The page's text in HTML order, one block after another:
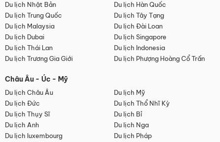
Du lịch Nhật Bản
Du lịch Hàn Quốc
Du lịch Trung Quốc
Du lịch Tây Tạng
Du lịch Malaysia
Du lịch Đài Loan
Du lịch Dubai
Du lịch Singapore
Du lịch Thái Lan
Du lịch Indonesia
Du lịch Trương Gia Giới
Du lịch Phượng Hoàng Cổ Trấn
Châu Âu - Úc - Mỹ
Du lịch Châu Âu
Du lịch Mỹ
Du lịch Đức
Du lịch Thổ Nhĩ Kỳ
Du lịch Thụy Sĩ
Du lịch Bỉ
Du lịch Anh
Du lịch Nga
Du lịch luxembourg
Du lịch Pháp